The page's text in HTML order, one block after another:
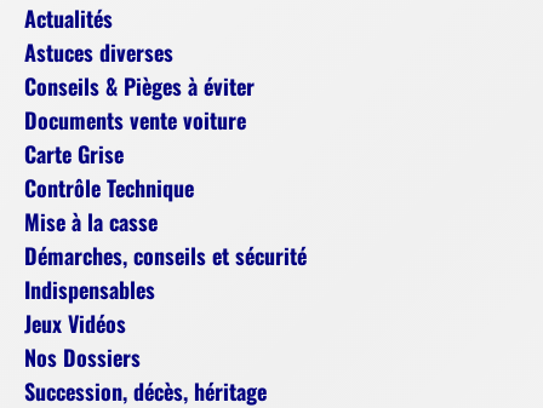
Actualités
Astuces diverses
Conseils & Pièges à éviter
Documents vente voiture
Carte Grise
Contrôle Technique
Mise à la casse
Démarches, conseils et sécurité
Indispensables
Jeux Vidéos
Nos Dossiers
Succession, décès, héritage